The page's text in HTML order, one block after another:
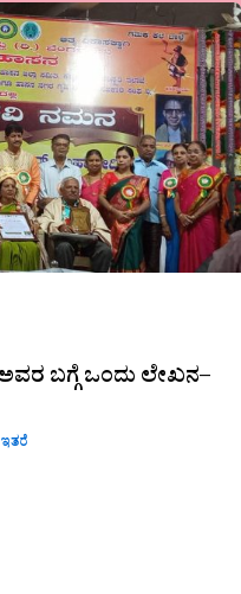
ಅವರ ಬಗ್ಗೆ ಒಂದು ಲೇಖನ–
ಇತರೆ